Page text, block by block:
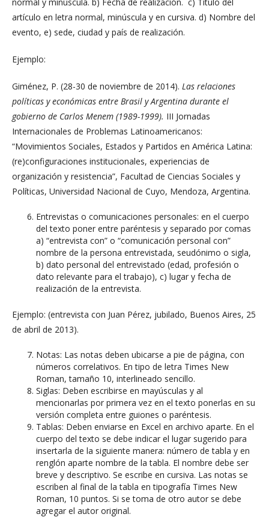
artículo en letra normal, minúscula y en cursiva. d) Nombre del
evento, e) sede, ciudad y país de realización.
Ejemplo:
Giménez, P. (28-30 de noviembre de 2014). Las relaciones
políticas y económicas entre Brasil y Argentina durante el
gobierno de Carlos Menem (1989-1999). III Jornadas
Internacionales de Problemas Latinoamericanos:
“Movimientos Sociales, Estados y Partidos en América Latina:
(re)configuraciones institucionales, experiencias de
organización y resistencia”, Facultad de Ciencias Sociales y
Políticas, Universidad Nacional de Cuyo, Mendoza, Argentina.
Entrevistas o comunicaciones personales: en el cuerpo
del texto poner entre paréntesis y separado por comas
a) “entrevista con” o “comunicación personal con”
nombre de la persona entrevistada, seudónimo o sigla,
b) dato personal del entrevistado (edad, profesión o
dato relevante para el trabajo), c) lugar y fecha de
realización de la entrevista.
Ejemplo: (entrevista con Juan Pérez, jubilado, Buenos Aires, 25
de abril de 2013).
Notas: Las notas deben ubicarse a pie de página, con
números correlativos. En tipo de letra Times New
Roman, tamaño 10, interlineado sencillo.
Siglas: Deben escribirse en mayúsculas y al
mencionarlas por primera vez en el texto ponerlas en su
versión completa entre guiones o paréntesis.
Tablas: Deben enviarse en Excel en archivo aparte. En el
cuerpo del texto se debe indicar el lugar sugerido para
insertarla de la siguiente manera: número de tabla y en
renglón aparte nombre de la tabla. El nombre debe ser
breve y descriptivo. Se escribe en cursiva. Las notas se
escriben al final de la tabla en tipografía Times New
Roman, 10 puntos. Si se toma de otro autor se debe
agregar el autor original.